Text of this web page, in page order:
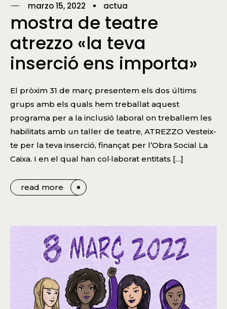
marzo 15, 2022 actua
mostra de teatre
atrezzo «la teva
inserció ens importa»
El pròxim 31 de març presentem els dos últims
grups amb els quals hem treballat aquest
programa per a la inclusió laboral on treballem les
habilitats amb un taller de teatre, ATREZZO Vesteix-
te per la teva inserció, finançat per l’Obra Social La
Caixa. I en el qual han col·laborat entitats […]
read more